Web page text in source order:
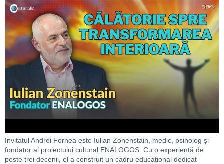
Invitatul Andrei Fornea este Iulian Zonenstain, medic, psiholog și
fondator al proiectului cultural ENALOGOS. Cu o experiență de
peste trei decenii, el a construit un cadru educațional dedicat